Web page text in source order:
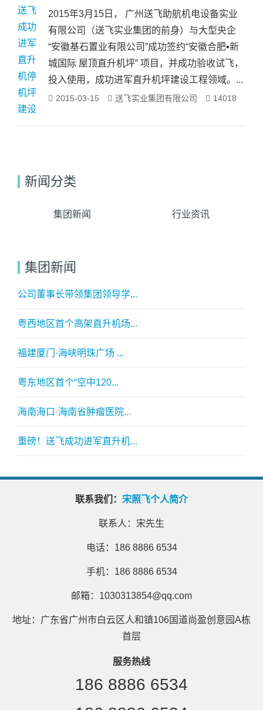
2015年3月15日， 广州送飞助航机电设备实业
有限公司（送飞实业集团的前身）与大型央企
“安徽基石置业有限公司”成功签约“安徽合肥▪新
城国际 屋顶直升机坪” 项目，并成功验收试飞，
投入使用，成功进军直升机坪建设工程领域。...
2015-03-15 送飞实业集团有限公司 14018
新闻分类
集团新闻 行业资讯
集团新闻
公司董事长带领集团领导学...
粤西地区首个高架直升机场...
福建厦门·海峡明珠广场 ...
粤东地区首个“空中120...
海南海口·海南省肿瘤医院...
重磅！送飞成功进军直升机...
联系我们： 宋照飞个人简介
联系人：宋先生
电话：186 8886 6534
手机：186 8886 6534
邮箱：1030313854@qq.com
地址：广东省广州市白云区人和镇106国道尚盈创意园A栋
首层
服务热线
186 8886 6534